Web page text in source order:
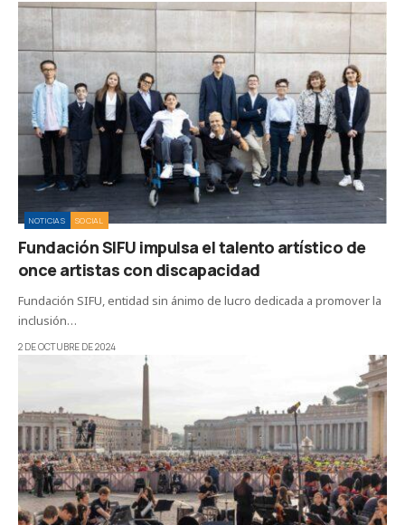
NOTICIAS SOCIAL
Fundación SIFU impulsa el talento artístico de
once artistas con discapacidad
Fundación SIFU, entidad sin ánimo de lucro dedicada a promover la
inclusión…
2 DE OCTUBRE DE 2024